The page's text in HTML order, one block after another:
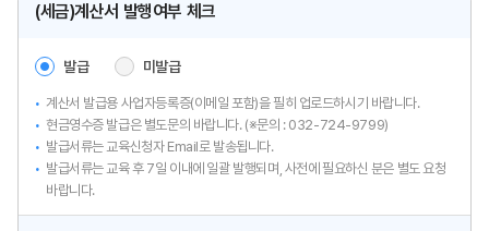
(세금)계산서 발행여부 체크
발급 미발급
계산서 발급용 사업자등록증(이메일 포함)을 필히 업로드하시기 바랍니다.
현금영수증 발급은 별도문의 바랍니다. (※문의 : 032-724-9799)
발급서류는 교육신청자 Email로 발송됩니다.
발급서류는 교육 후 7일 이내에 일괄 발행되며, 사전에 필요하신 분은 별도 요청
바랍니다.